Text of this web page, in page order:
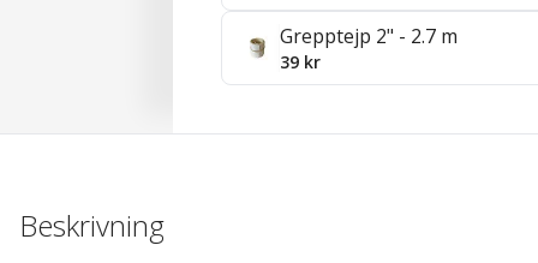
Grepptejp 2" - 2.7 m
39 kr
Beskrivning